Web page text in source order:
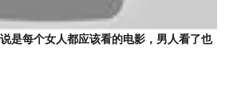
是每个女人都应该看的电影，男人看了也